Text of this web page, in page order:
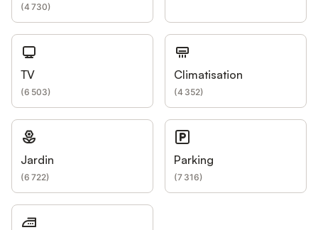
(4 730)
TV
(6 503)
Climatisation
(4 352)
Jardin
(6 722)
Parking
(7 316)